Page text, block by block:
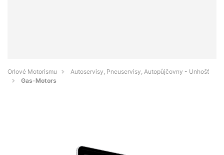
Orlové Motorismu
Autoservisy, Pneuservisy, Autopůjčovny - Unhošť
Gas-Motors